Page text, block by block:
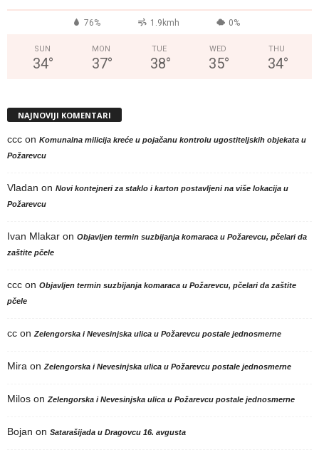
76% 1.9kmh 0%
SUN
34°
MON
37°
TUE
38°
WED
35°
THU
34°
NAJNOVIJI KOMENTARI
ccc on Komunalna milicija kreće u pojačanu kontrolu ugostiteljskih objekata u
Požarevcu
Vladan on Novi kontejneri za staklo i karton postavljeni na više lokacija u
Požarevcu
Ivan Mlakar on Objavljen termin suzbijanja komaraca u Požarevcu, pčelari da
zaštite pčele
ccc on Objavljen termin suzbijanja komaraca u Požarevcu, pčelari da zaštite
pčele
cc onZelengorska i Nevesinjska ulica u Požarevcu postale jednosmerne
Mira onZelengorska i Nevesinjska ulica u Požarevcu postale jednosmerne
Milos onZelengorska i Nevesinjska ulica u Požarevcu postale jednosmerne
Bojan on Satarašijada u Dragovcu 16. avgusta